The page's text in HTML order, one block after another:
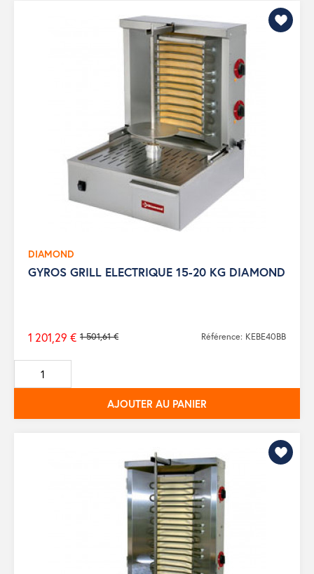
DIAMOND
GYROS GRILL ELECTRIQUE 15-20 KG DIAMOND
Prix
de
base
1 501,61 €
1 201,29 € Référence: KEBE40BB
AJOUTER AU PANIER